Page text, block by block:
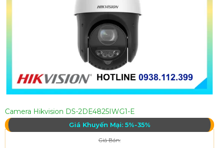
Camera Hikvision DS-2DE4825IWG1-E
Giá Khuyến Mại: 5%-35%
Giá Bán: